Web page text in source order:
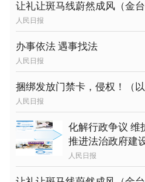
让礼让斑马线蔚然成风（金台
人民日报
办事依法 遇事找法
人民日报
捆绑发放门禁卡，侵权！（以
人民日报
化解行政争议 维
推进法治政府建
人民日报